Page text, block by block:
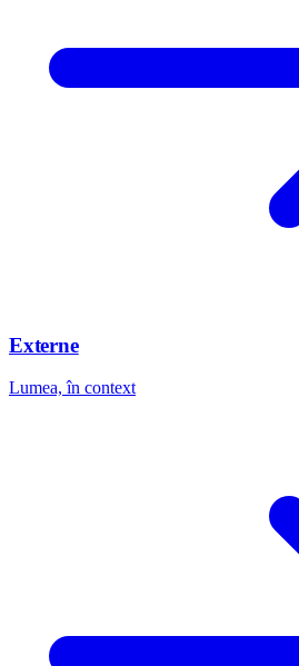
Externe
Lumea, în context